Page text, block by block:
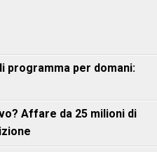
programma per domani:
Affare da 25 milioni di